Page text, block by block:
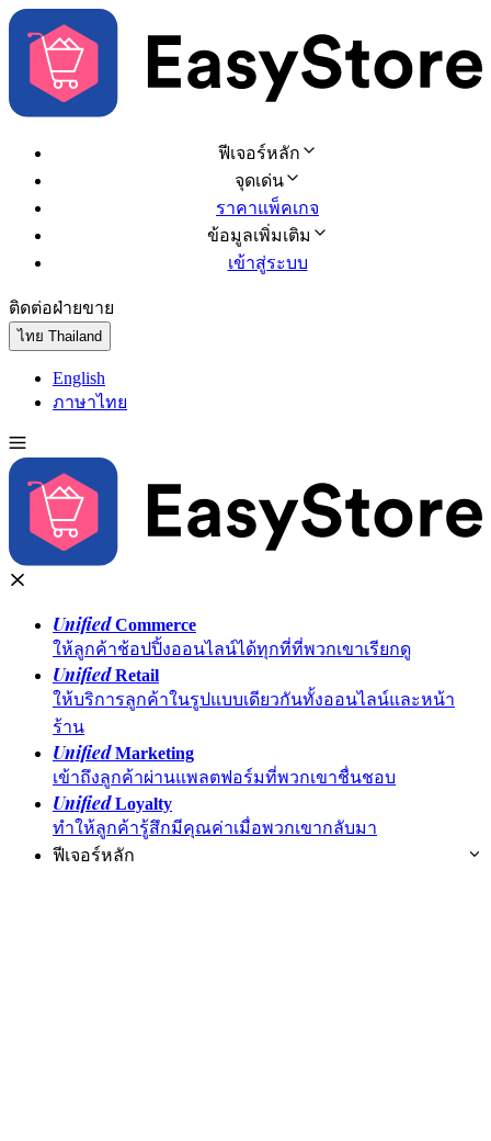
ฟีเจอร์หลัก
จุดเด่น
ราคาแพ็คเกจ
ข้อมูลเพิ่มเติม
เข้าสู่ระบบ
ติดต่อฝ่ายขาย
ไทย Thailand
English
ภาษาไทย
UnifiedCommerce
ให้ลูกค้าช้อปปิ้งออนไลน์ได้ทุกที่ที่พวกเขาเรียกดู
UnifiedRetail
ให้บริการลูกค้าในรูปแบบเดียวกันทั้งออนไลน์และหน้า
ร้าน
UnifiedMarketing
เข้าถึงลูกค้าผ่านแพลตฟอร์มที่พวกเขาชื่นชอบ
UnifiedLoyalty
ทำให้ลูกค้ารู้สึกมีคุณค่าเมื่อพวกเขากลับมา
ฟีเจอร์หลัก